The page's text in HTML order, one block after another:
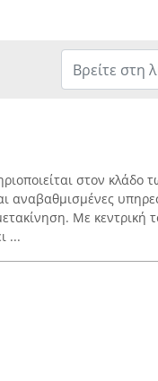
στον κλάδο
αναβαθμισμένες
Με κεντρική
...